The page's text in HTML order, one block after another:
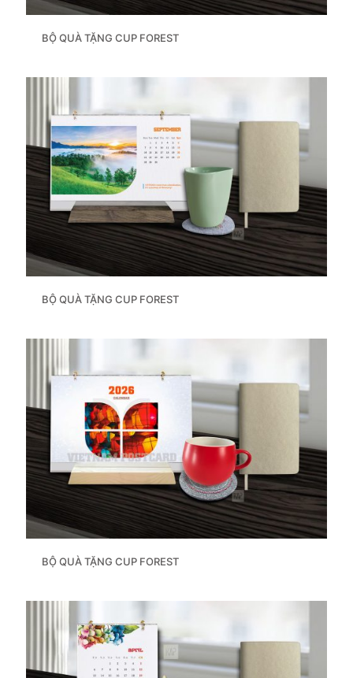
BỘ QUÀ TẶNG CUP FOREST
BỘ QUÀ TẶNG CUP FOREST
BỘ QUÀ TẶNG CUP FOREST